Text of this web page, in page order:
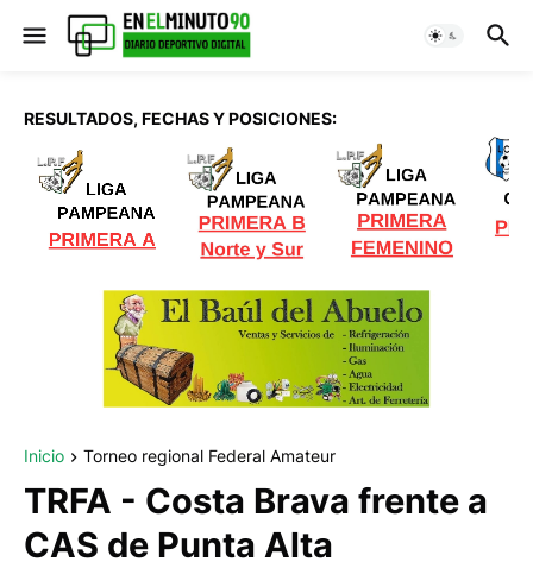
RESULTADOS, FECHAS Y POSICIONES:
Inicio Torneo regional Federal Amateur
TRFA - Costa Brava frente a
CAS de Punta Alta